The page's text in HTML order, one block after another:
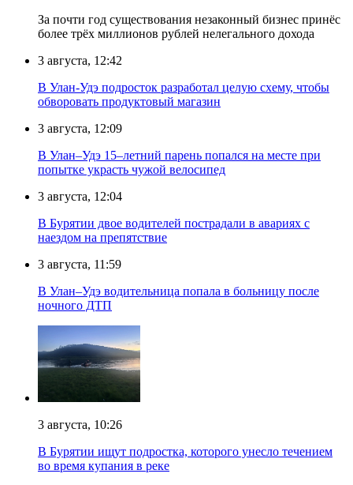
За почти год существования незаконный бизнес принёс
более трёх миллионов рублей нелегального дохода
3 августа, 12:42
В Улан-Удэ подросток разработал целую схему, чтобы
обворовать продуктовый магазин
3 августа, 12:09
В Улан–Удэ 15–летний парень попался на месте при
попытке украсть чужой велосипед
3 августа, 12:04
В Бурятии двое водителей пострадали в авариях с
наездом на препятствие
3 августа, 11:59
В Улан–Удэ водительница попала в больницу после
ночного ДТП
3 августа, 10:26
В Бурятии ищут подростка, которого унесло течением
во время купания в реке